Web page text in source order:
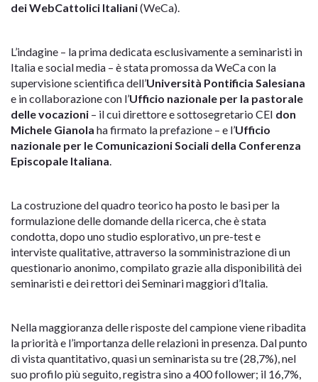
dei WebCattolici Italiani(WeCa).
L’indagine – la prima dedicata esclusivamente a seminaristi in
Italia e social media – è stata promossa da WeCa con la
supervisione scientifica dell’Università Pontificia Salesiana
e in collaborazione con l’Ufficio nazionale per la pastorale
delle vocazioni – il cui direttore e sottosegretario CEI don
Michele Gianola ha firmato la prefazione – e l’Ufficio
nazionale per le Comunicazioni Sociali della Conferenza
Episcopale Italiana.
La costruzione del quadro teorico ha posto le basi per la
formulazione delle domande della ricerca, che è stata
condotta, dopo uno studio esplorativo, un pre-test e
interviste qualitative, attraverso la somministrazione di un
questionario anonimo, compilato grazie alla disponibilità dei
seminaristi e dei rettori dei Seminari maggiori d’Italia.
Nella maggioranza delle risposte del campione viene ribadita
la priorità e l’importanza delle relazioni in presenza. Dal punto
di vista quantitativo, quasi un seminarista su tre (28,7%), nel
suo profilo più seguito, registra sino a 400 follower; il 16,7%,